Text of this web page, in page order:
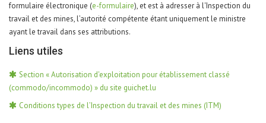
formulaire électronique (e-formulaire), et est à adresser à l'Inspection du
travail et des mines, l’autorité compétente étant uniquement le ministre
ayant le travail dans ses attributions.
Liens utiles
Section « Autorisation d'exploitation pour établissement classé
(commodo/incommodo) » du site guichet.lu
Conditions types de l’Inspection du travail et des mines (ITM)